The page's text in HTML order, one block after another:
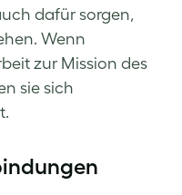
dafür sorgen,
Wenn
zur Mission des
sie sich